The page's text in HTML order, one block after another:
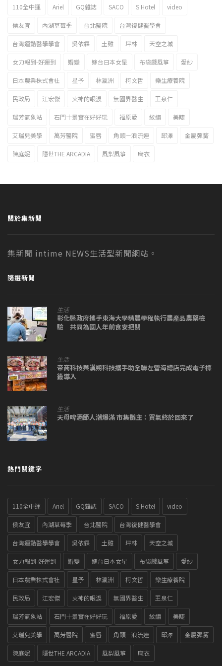
2023新北市北海岸國際風箏節「風在石起」霸氣回歸
110全中運 Ariel GQ雜誌 SACO S Hotel video
侯友宜 內湖草莓季 台北醫院 台灣復健醫學會
台灣運動醫學學會 吳依霖 土雞 坪林 天空之城
女力報到-好運到 婚變 嫁台日本女星 布袋戲風箏 愛紗
日本農業株式會社 星予 林瀛洲 柯文哲 樂生療養院
民政局 江宏傑 火神的眼淚 無國界醫生 王泉仁
瑞芳氣象站 石門十景實在好好玩 福原愛 紋繡 美睫
艾瑞兒美學 萬芳醫院 蜜唇 角頭－浪流連 邱澤 金屬彈簧
陳庭妮 隱世THE ARCADIA 風梨風箏 麻衣
關於集新聞
集新聞 intime NEWS生活型新聞網站。
隨選新聞
生活
彰化縣政府攜手東海大學精農學程執行農產品農藥檢
驗 共同為國人年前食安把關
生活
帝商科技與漢朔科技攜手助全聯左營海總店完成電子標
籤導入
生活
天母啤酒節人潮爆滿 市集攤主：買氣終於回來了
熱門關鍵字
110全中運 Ariel GQ雜誌 SACO S Hotel video
侯友宜 內湖草莓季 台北醫院 台灣復健醫學會
台灣運動醫學學會 吳依霖 土雞 坪林 天空之城
女力報到-好運到 婚變 嫁台日本女星 布袋戲風箏 愛紗
日本農業株式會社 星予 林瀛洲 柯文哲 樂生療養院
民政局 江宏傑 火神的眼淚 無國界醫生 王泉仁
瑞芳氣象站 石門十景實在好好玩 福原愛 紋繡 美睫
艾瑞兒美學 萬芳醫院 蜜唇 角頭－浪流連 邱澤 金屬彈簧
陳庭妮 隱世THE ARCADIA 風梨風箏 麻衣